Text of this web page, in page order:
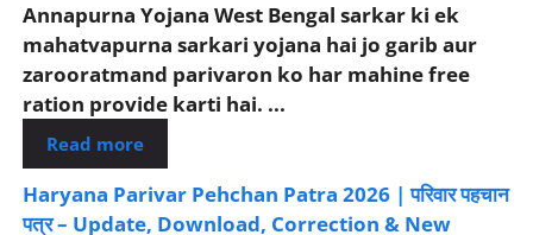
Annapurna Yojana West Bengal sarkar ki ek
mahatvapurna sarkari yojana hai jo garib aur
zarooratmand parivaron ko har mahine free
ration provide karti hai. ...
Read more
Haryana Parivar Pehchan Patra 2026 | परिवार पहचान
पत्र – Update, Download, Correction & New